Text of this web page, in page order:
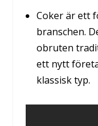
Coker är ett
branschen.
obruten
ett nytt
klassisk typ.